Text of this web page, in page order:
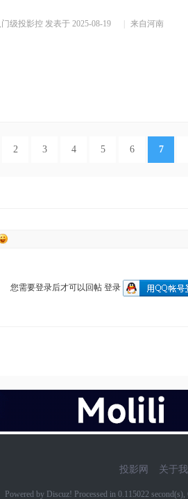
门级投影控 发表于 2025-08-19 来自河南
2 3 4 5 6 7
您需要登录后才可以回帖 登录
投影网 关于
Powered by Discuz! Processed in 0.115022